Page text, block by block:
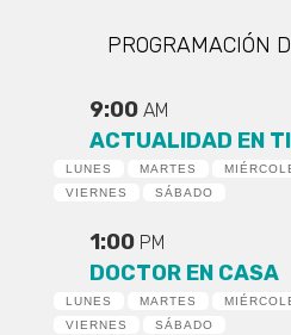
PROGRAMACIÓN
9:00 AM
ACTUALIDAD EN
LUNES MARTES
VIERNES
SÁBADO
1:00 PM
DOCTOR EN CASA
LUNES MARTES
VIERNES
SÁBADO